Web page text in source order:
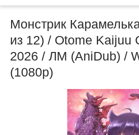
Монстрик
из 12) / Otome Kaijuu
2026 / ЛМ (AniDub) /
(1080p)